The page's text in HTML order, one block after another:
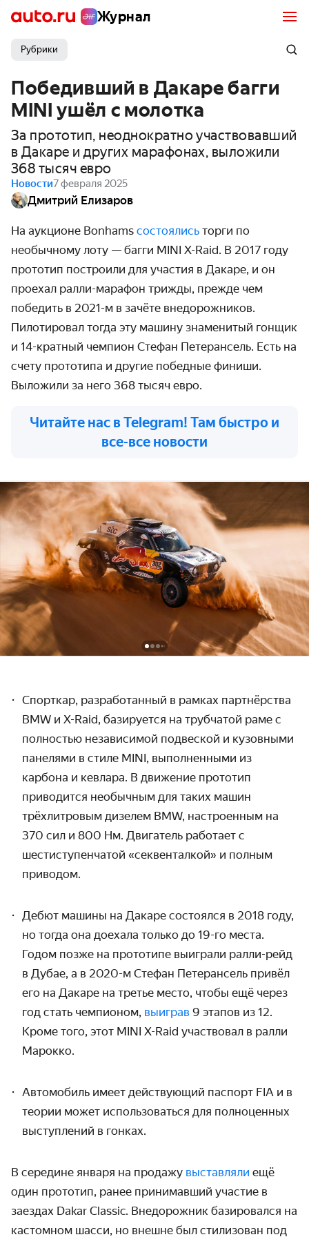
Журнал
Рубрики
Победивший в Дакаре багги
MINI ушёл с молотка
За прототип, неоднократно участвовавший
в Дакаре и других марафонах, выложили
368 тысяч евро
Новости7 февраля 2025
Дмитрий Елизаров
На аукционе Bonhams состоялись торги по
необычному лоту — багги MINI X-Raid. В 2017 году
прототип построили для участия в Дакаре, и он
проехал ралли-марафон трижды, прежде чем
победить в 2021-м в зачёте внедорожников.
Пилотировал тогда эту машину знаменитый гонщик
и 14-кратный чемпион Стефан Петерансель. Есть на
счету прототипа и другие победные финиши.
Выложили за него 368 тысяч евро.
Читайте нас в Telegram! Там быстро и
все-все новости
Спорткар, разработанный в рамках партнёрства
BMW и X-Raid, базируется на трубчатой раме с
полностью независимой подвеской и кузовными
панелями в стиле MINI, выполненными из
карбона и кевлара. В движение прототип
приводится необычным для таких машин
трёхлитровым дизелем BMW, настроенным на
370 сил и 800 Нм. Двигатель работает с
шестиступенчатой «секвенталкой» и полным
приводом.
Дебют машины на Дакаре состоялся в 2018 году,
но тогда она доехала только до 19-го места.
Годом позже на прототипе выиграли ралли-рейд
в Дубае, а в 2020-м Стефан Петерансель привёл
его на Дакаре на третье место, чтобы ещё через
год стать чемпионом, выиграв 9 этапов из 12.
Кроме того, этот MINI X-Raid участвовал в ралли
Марокко.
Автомобиль имеет действующий паспорт FIA и в
теории может использоваться для полноценных
выступлений в гонках.
В середине января на продажу выставляли ещё
один прототип, ранее принимавший участие в
заездах Dakar Classic. Внедорожник базировался на
кастомном шасси, но внешне был стилизован под